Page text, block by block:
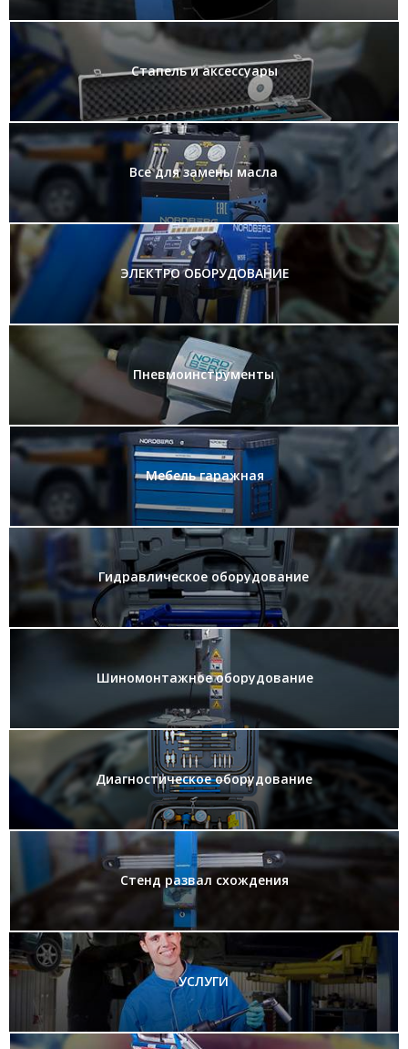
Стапель и аксессуары
Все для замены масла
ЭЛЕКТРО ОБОРУДОВАНИЕ
Пневмоинструменты
Мебель гаражная
Гидравлическое оборудование
Шиномонтажное оборудование
Диагностическое оборудование
Стенд развал схождения
УСЛУГИ